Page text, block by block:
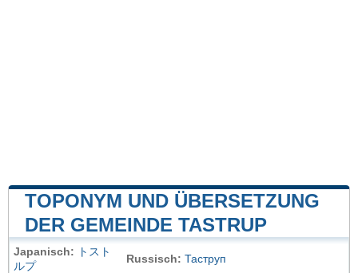
TOPONYM UND ÜBERSETZUNG
DER GEMEINDE TASTRUP
Japanisch:
トスト
ルプ
Russisch: Таструп